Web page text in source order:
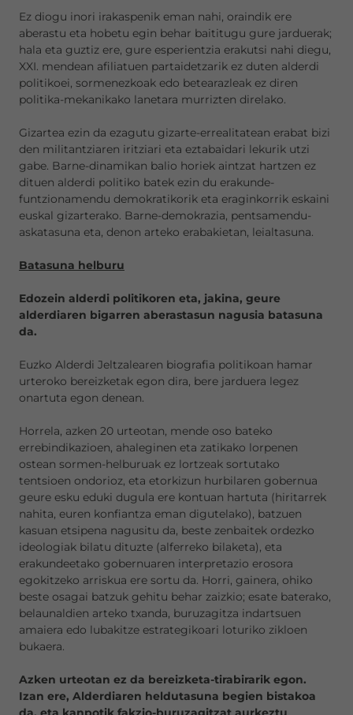
Ez diogu inori irakaspenik eman nahi, oraindik ere
aberastu eta hobetu egin behar baititugu gure jarduerak;
hala eta guztiz ere, gure esperientzia erakutsi nahi diegu,
XXI. mendean afiliatuen partaidetzarik ez duten alderdi
politikoei, sormenezkoak edo betearazleak ez diren
politika-mekanikako lanetara murrizten direlako.
Gizartea ezin da ezagutu gizarte-errealitatean erabat bizi
den militantziaren iritziari eta eztabaidari lekurik utzi
gabe. Barne-dinamikan balio horiek aintzat hartzen ez
dituen alderdi politiko batek ezin du erakunde-
funtzionamendu demokratikorik eta eraginkorrik eskaini
euskal gizarterako. Barne-demokrazia, pentsamendu-
askatasuna eta, denon arteko erabakietan, leialtasuna.
Batasuna helburu
Edozein alderdi politikoren eta, jakina, geure
alderdiaren bigarren aberastasun nagusia batasuna
da.
Euzko Alderdi Jeltzalearen biografia politikoan hamar
urteroko bereizketak egon dira, bere jarduera legez
onartuta egon denean.
Horrela, azken 20 urteotan, mende oso bateko
errebindikazioen, ahaleginen eta zatikako lorpenen
ostean sormen-helburuak ez lortzeak sortutako
tentsioen ondorioz, eta etorkizun hurbilaren gobernua
geure esku eduki dugula ere kontuan hartuta (hiritarrek
nahita, euren konfiantza eman digutelako), batzuen
kasuan etsipena nagusitu da, beste zenbaitek ordezko
ideologiak bilatu dituzte (alferreko bilaketa), eta
erakundeetako gobernuaren interpretazio erosora
egokitzeko arriskua ere sortu da. Horri, gainera, ohiko
beste osagai batzuk gehitu behar zaizkio; esate baterako,
belaunaldien arteko txanda, buruzagitza indartsuen
amaiera edo lubakitze estrategikoari loturiko zikloen
bukaera.
Azken urteotan ez da bereizketa-tirabirarik egon.
Izan ere, Alderdiaren heldutasuna begien bistakoa